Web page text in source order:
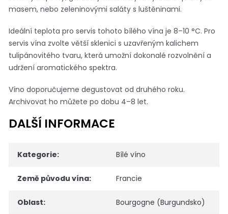
masem, nebo zeleninovými saláty s luštěninami.
Ideální teplota pro servis tohoto bílého vína je 8–10 °C. Pro
servis vína zvolte větší sklenici s uzavřeným kalichem
tulipánovitého tvaru, která umožní dokonalé rozvolnění a
udržení aromatického spektra.
Víno doporučujeme degustovat od druhého roku.
Archivovat ho můžete po dobu 4–8 let.
DALŠÍ INFORMACE
Kategorie: Bílé víno
Země původu vína: Francie
Oblast: Bourgogne (Burgundsko)